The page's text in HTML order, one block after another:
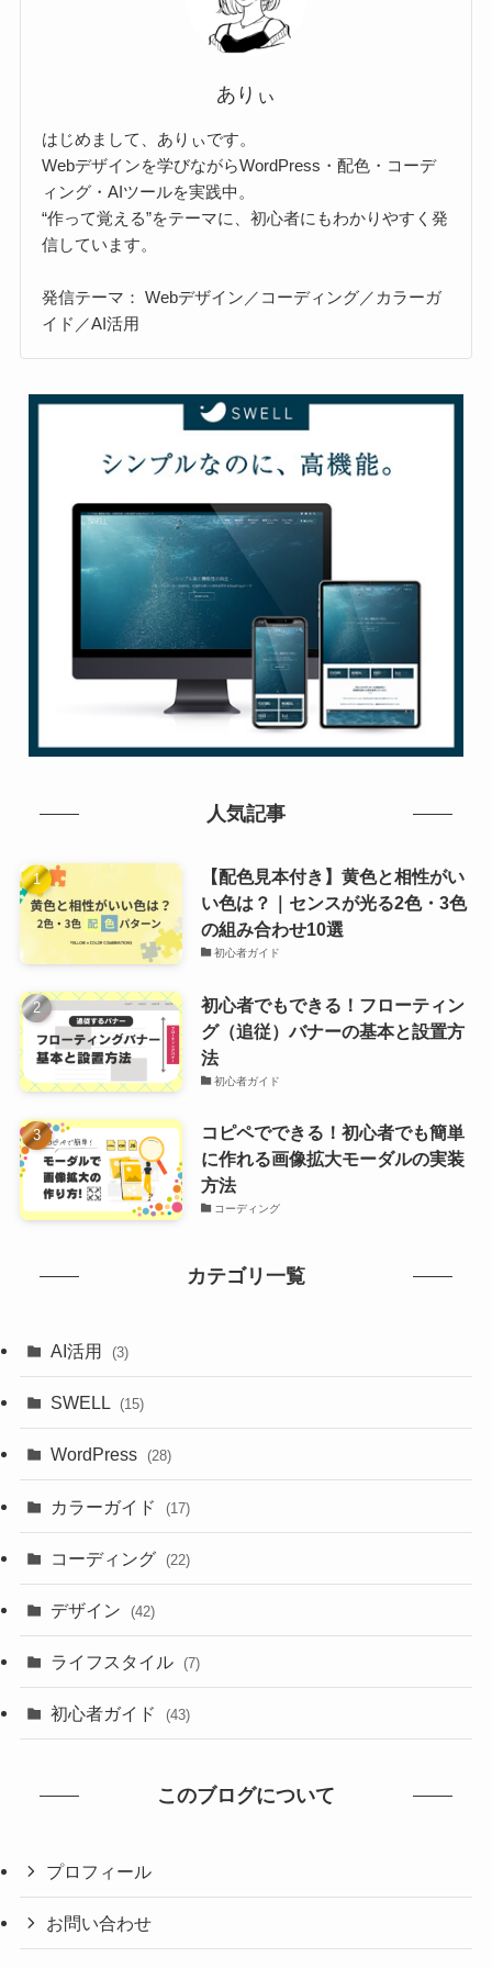
ありぃ
はじめまして、ありぃです。
Webデザインを学びながらWordPress・配色・コーデ
ィング・AIツールを実践中。
“作って覚える”をテーマに、初心者にもわかりやすく発
信しています。
発信テーマ： Webデザイン／コーディング／カラーガ
イド／AI活用
人気記事
【配色見本付き】黄色と相性がい
い色は？｜センスが光る2色・3色
の組み合わせ10選
初心者ガイド
初心者でもできる！フローティン
グ（追従）バナーの基本と設置方
法
初心者ガイド
コピペでできる！初心者でも簡単
に作れる画像拡大モーダルの実装
方法
コーディング
カテゴリ一覧
AI活用 (3)
SWELL (15)
WordPress (28)
カラーガイド (17)
コーディング (22)
デザイン (42)
ライフスタイル (7)
初心者ガイド (43)
このブログについて
プロフィール
お問い合わせ